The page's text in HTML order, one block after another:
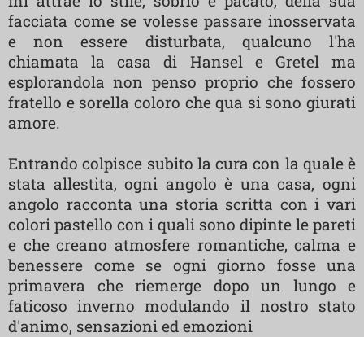
facciata come se volesse passare inosservata
e non essere disturbata, qualcuno l'ha
chiamata la casa di Hansel e Gretel ma
esplorandola non penso proprio che fossero
fratello e sorella coloro che qua si sono giurati
amore.
Entrando colpisce subito la cura con la quale è
stata allestita, ogni angolo è una casa, ogni
angolo racconta una storia scritta con i vari
colori pastello con i quali sono dipinte le pareti
e che creano atmosfere romantiche, calma e
benessere come se ogni giorno fosse una
primavera che riemerge dopo un lungo e
faticoso inverno modulando il nostro stato
d'animo, sensazioni ed emozioni